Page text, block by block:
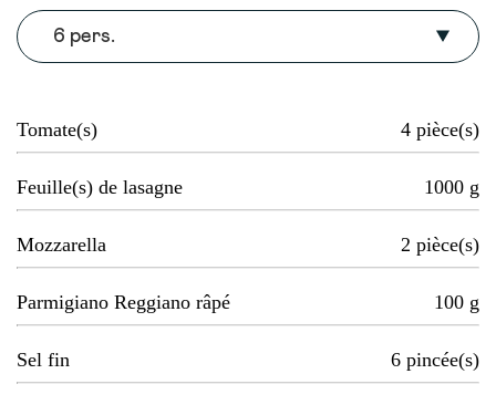
6 pers.
Tomate(s) 4 pièce(s)
Feuille(s) de lasagne 1000 g
Mozzarella 2 pièce(s)
Parmigiano Reggiano râpé 100 g
Sel fin 6 pincée(s)